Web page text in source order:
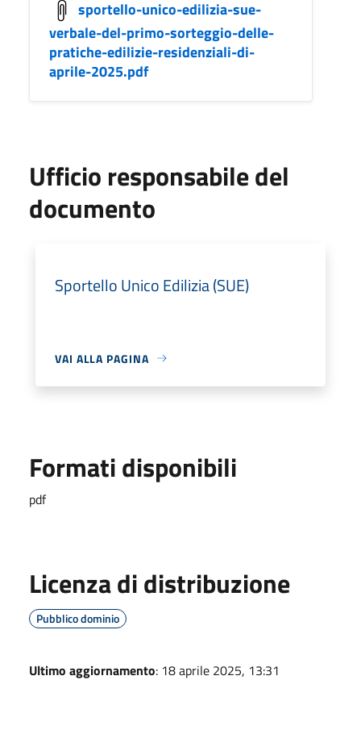
sportello-unico-edilizia-sue-
verbale-del-primo-sorteggio-delle-
pratiche-edilizie-residenziali-di-
aprile-2025.pdf
Ufficio responsabile del
documento
Sportello Unico Edilizia (SUE)
VAI ALLA PAGINA
Formati disponibili
pdf
Licenza di distribuzione
Pubblico dominio
Ultimo aggiornamento: 18 aprile 2025, 13:31